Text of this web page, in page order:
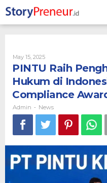
to
content
May 15, 2025By
Admin
PINTU Raih
Hukum di
Compliance
Admin - News